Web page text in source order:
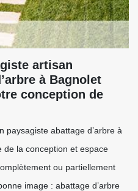
artisan
à Bagnolet
conception de
paysagiste abattage d’arbre à
de la conception et espace
ou partiellement
image : abattage d’arbre